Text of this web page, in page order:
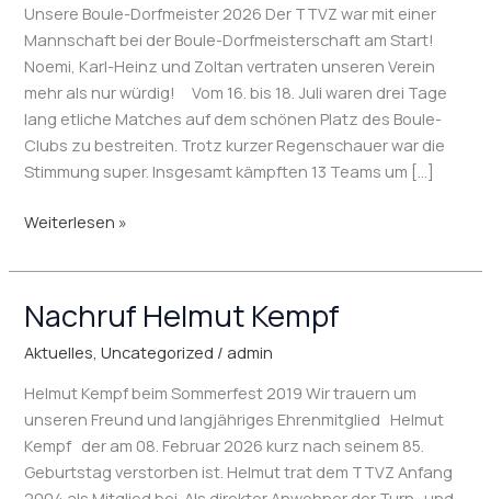
Unsere Boule-Dorfmeister 2026 Der TTVZ war mit einer
Mannschaft bei der Boule-Dorfmeisterschaft am Start!
Noemi, Karl-Heinz und Zoltan vertraten unseren Verein
mehr als nur würdig! Vom 16. bis 18. Juli waren drei Tage
lang etliche Matches auf dem schönen Platz des Boule-
Clubs zu bestreiten. Trotz kurzer Regenschauer war die
Stimmung super. Insgesamt kämpften 13 Teams um […]
2026
Weiterlesen »
Nachruf Helmut Kempf
Aktuelles ,Uncategorized / admin
Helmut Kempf beim Sommerfest 2019 Wir trauern um
unseren Freund und langjähriges Ehrenmitglied Helmut
Kempf der am 08. Februar 2026 kurz nach seinem 85.
Geburtstag verstorben ist. Helmut trat dem TTVZ Anfang
Nachruf
Kempf